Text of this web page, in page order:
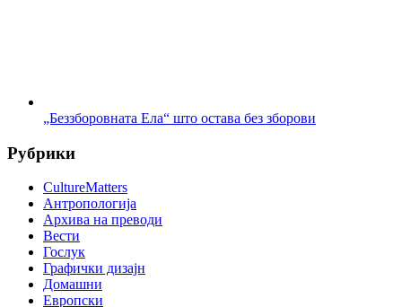
„Беззборовната Ела“ што остава без зборови
Рубрики
CultureMatters
Антропологија
Архива на преводи
Вести
Гослук
Графички дизајн
Домашни
Европски